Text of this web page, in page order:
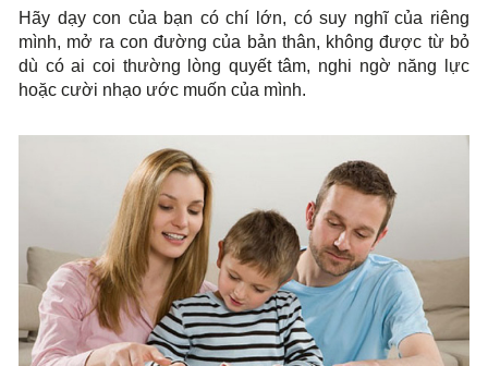
Hãy dạy con của bạn có chí lớn, có suy nghĩ của riêng
mình, mở ra con đường của bản thân, không được từ bỏ
dù có ai coi thường lòng quyết tâm, nghi ngờ năng lực
hoặc cười nhạo ước muốn của mình.